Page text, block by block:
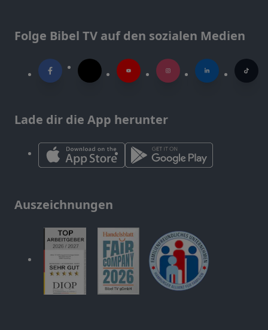
Folge Bibel TV auf den sozialen Medien
Lade dir die App herunter
Auszeichnungen